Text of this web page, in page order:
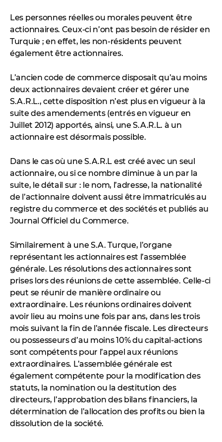
Les personnes réelles ou morales peuvent être
actionnaires. Ceux-ci n’ont pas besoin de résider en
Turquie ; en effet, les non-résidents peuvent
également être actionnaires.
L’ancien code de commerce disposait qu’au moins
deux actionnaires devaient créer et gérer une
S.A.R.L., cette disposition n’est plus en vigueur à la
suite des amendements (entrés en vigueur en
Juillet 2012) apportés, ainsi, une S.A.R.L. à un
actionnaire est désormais possible.
Dans le cas où une S.A.R.L est créé avec un seul
actionnaire, ou si ce nombre diminue à un par la
suite, le détail sur : le nom, l’adresse, la nationalité
de l’actionnaire doivent aussi être immatriculés au
registre du commerce et des sociétés et publiés au
Journal Officiel du Commerce.
Similairement à une S.A. Turque, l’organe
représentant les actionnaires est l’assemblée
générale. Les résolutions des actionnaires sont
prises lors des réunions de cette assemblée. Celle-ci
peut se réunir de manière ordinaire ou
extraordinaire. Les réunions ordinaires doivent
avoir lieu au moins une fois par ans, dans les trois
mois suivant la fin de l’année fiscale. Les directeurs
ou possesseurs d’au moins 10% du capital-actions
sont compétents pour l’appel aux réunions
extraordinaires. L’assemblée générale est
également compétente pour la modification des
statuts, la nomination ou la destitution des
directeurs, l’approbation des bilans financiers, la
détermination de l’allocation des profits ou bien la
dissolution de la société.